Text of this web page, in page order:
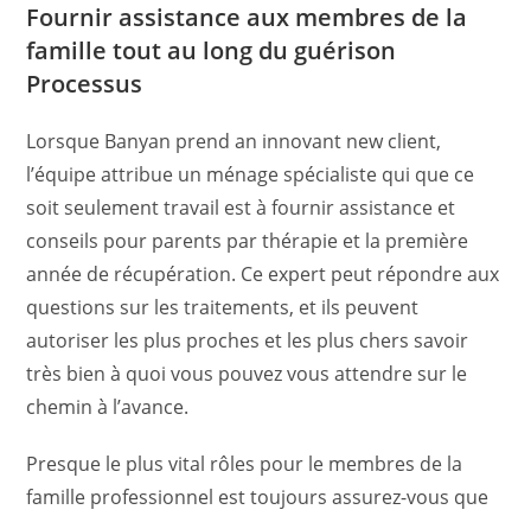
Fournir assistance aux membres de la
famille tout au long du guérison
Processus
Lorsque Banyan prend an innovant new client,
l’équipe attribue un ménage spécialiste qui que ce
soit seulement travail est à fournir assistance et
conseils pour parents par thérapie et la première
année de récupération. Ce expert peut répondre aux
questions sur les traitements, et ils peuvent
autoriser les plus proches et les plus chers savoir
très bien à quoi vous pouvez vous attendre sur le
chemin à l’avance.
Presque le plus vital rôles pour le membres de la
famille professionnel est toujours assurez-vous que